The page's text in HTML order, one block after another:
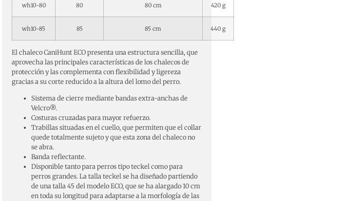
wh10-80 80 80 cm 420 g
wh10-85 85 85 cm 440 g
El chaleco CaniHunt ECO presenta una estructura sencilla, que
aprovecha las principales características de los chalecos de
protección y las complementa con flexibilidad y ligereza
gracias a su corte reducido a la altura del lomo del perro.
Sistema de cierre mediante bandas extra-anchas de
Velcro®.
Costuras cruzadas para mayor refuerzo.
Trabillas situadas en el cuello, que permiten que el collar
quede totalmente sujeto y que esta zona del chaleco no
se abra.
Banda reflectante.
Disponible tanto para perros tipo teckel como para
perros grandes. La talla teckel se ha diseñado partiendo
de una talla 45 del modelo ECO, que se ha alargado 10 cm
en toda su longitud para adaptarse a la morfología de las